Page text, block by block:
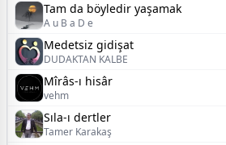
Tam da böyledir yaşamak
A u B a D e
Medetsiz gidişat
DUDAKTAN KALBE
Mîrâs-ı hisâr
vehm
Sıla-ı dertler
Tamer Karakaş